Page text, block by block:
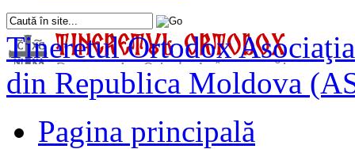
Tineretul Ortodox
din Republica Moldova
Pagina principală